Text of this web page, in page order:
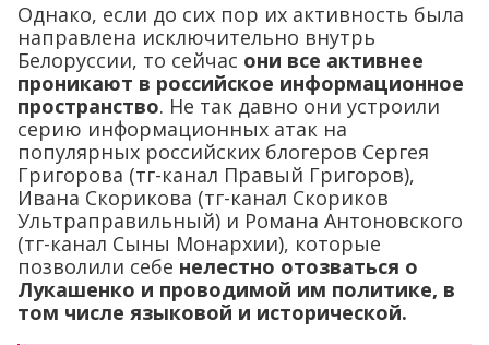
Однако, если до сих пор их активность была
направлена исключительно внутрь
Белоруссии, то сейчас они все активнее
проникают в российское информационное
пространство. Не так давно они устроили
серию информационных атак на
популярных российских блогеров Сергея
Григорова (тг-канал Правый Григоров),
Ивана Скорикова (тг-канал Скориков
Ультраправильный) и Романа Антоновского
(тг-канал Сыны Монархии), которые
позволили себе нелестно отозваться о
Лукашенко и проводимой им политике, в
том числе языковой и исторической.